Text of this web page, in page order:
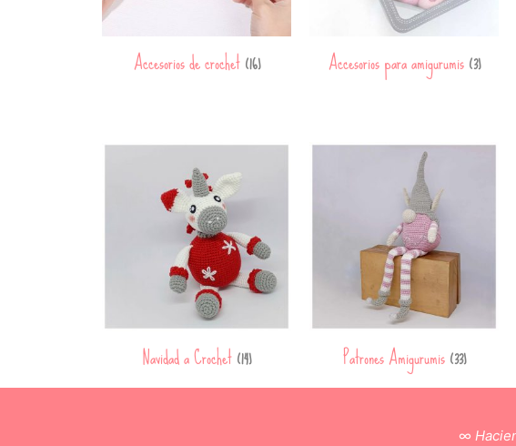
Accesorios de crochet(16) Accesorios para amigurumis(3)
Navidad a Crochet(14) Patrones Amigurumis(33)
∞